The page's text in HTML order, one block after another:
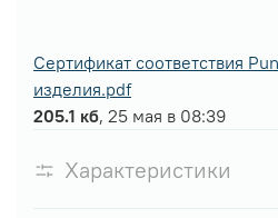
Сертификат соответствия
изделия.pdf
205.1 кб, 25 мая в 08:39
Характеристики